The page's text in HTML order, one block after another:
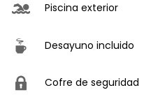
Piscina exterior
Desayuno incluido
Cofre de seguridad